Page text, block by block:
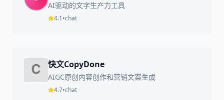
AI驱动的文字生产力工具
4.1•chat
快文CopyDone
AIGC原创内容创作和营销文案生成
4.7•chat